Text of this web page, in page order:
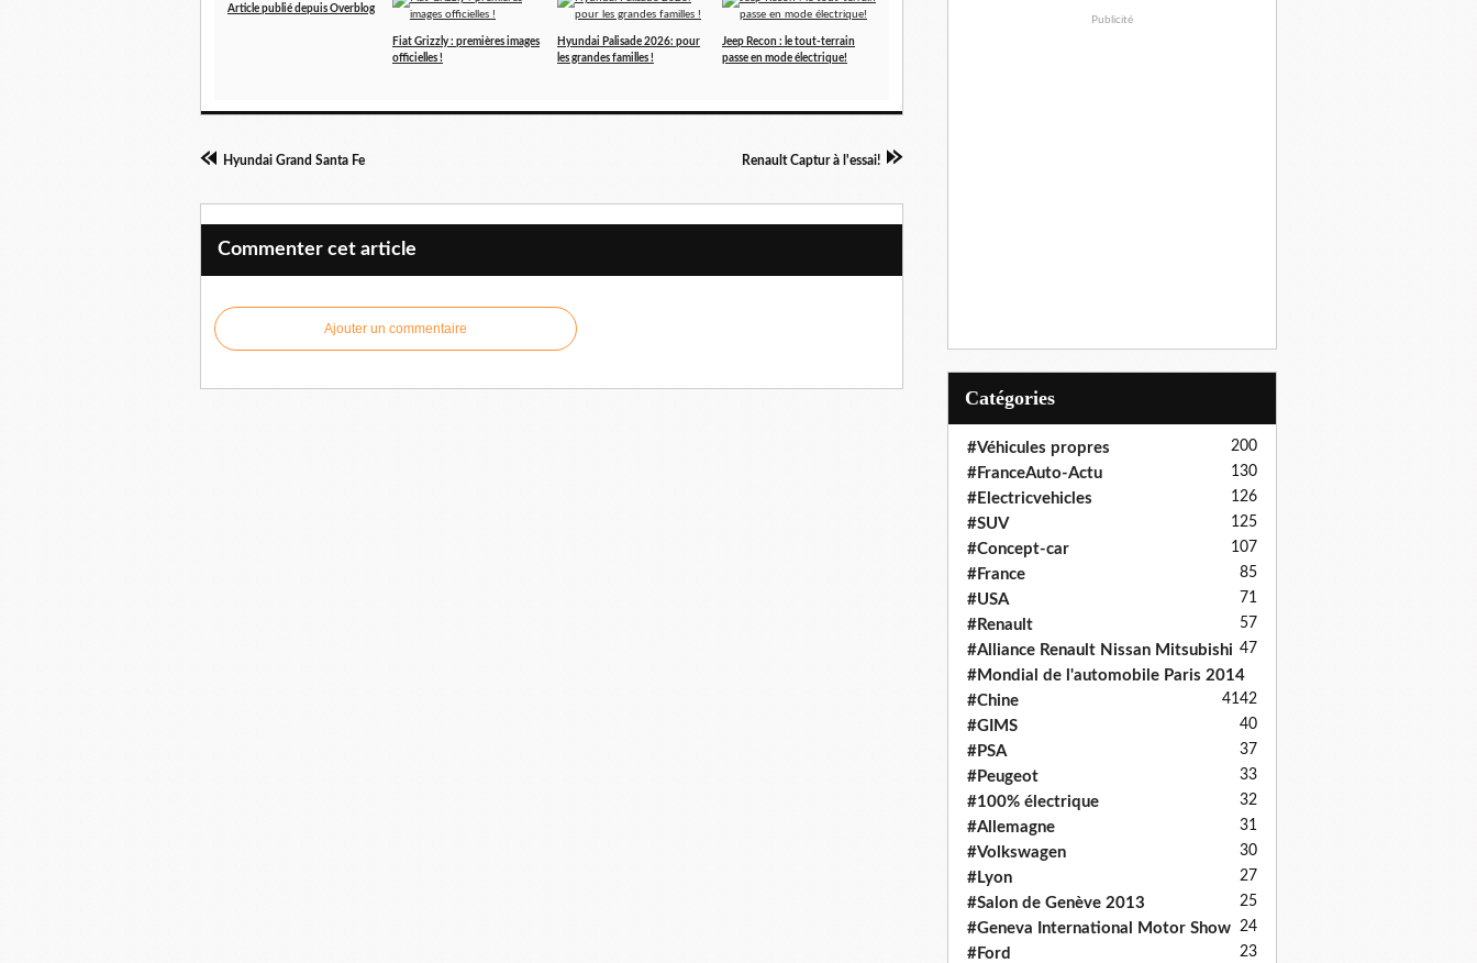
Article publié depuis Overblog
Fiat Grizzly : premières images
officielles !
Hyundai Palisade 2026: pour
les grandes familles !
Jeep Recon : le tout-terrain
passe en mode électrique!
Hyundai Grand Santa Fe Renault Captur à l'essai!
Commenter cet article
Ajouter un commentaire
Publicité
Catégories
#Véhicules propres 200
#FranceAuto-Actu 130
#Electricvehicles 126
#SUV 125
#Concept-car 107
#France 85
#USA 71
#Renault 57
#Alliance Renault Nissan Mitsubishi 47
#Mondial de l'automobile Paris 2014
42
#Chine 41
#GIMS 40
#PSA 37
#Peugeot 33
#100% électrique 32
#Allemagne 31
#Volkswagen 30
#Lyon 27
#Salon de Genève 2013 25
#Geneva International Motor Show 24
#Ford 23